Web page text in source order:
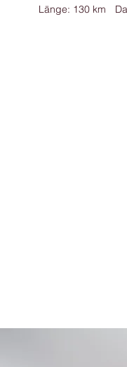
Länge: 130 km